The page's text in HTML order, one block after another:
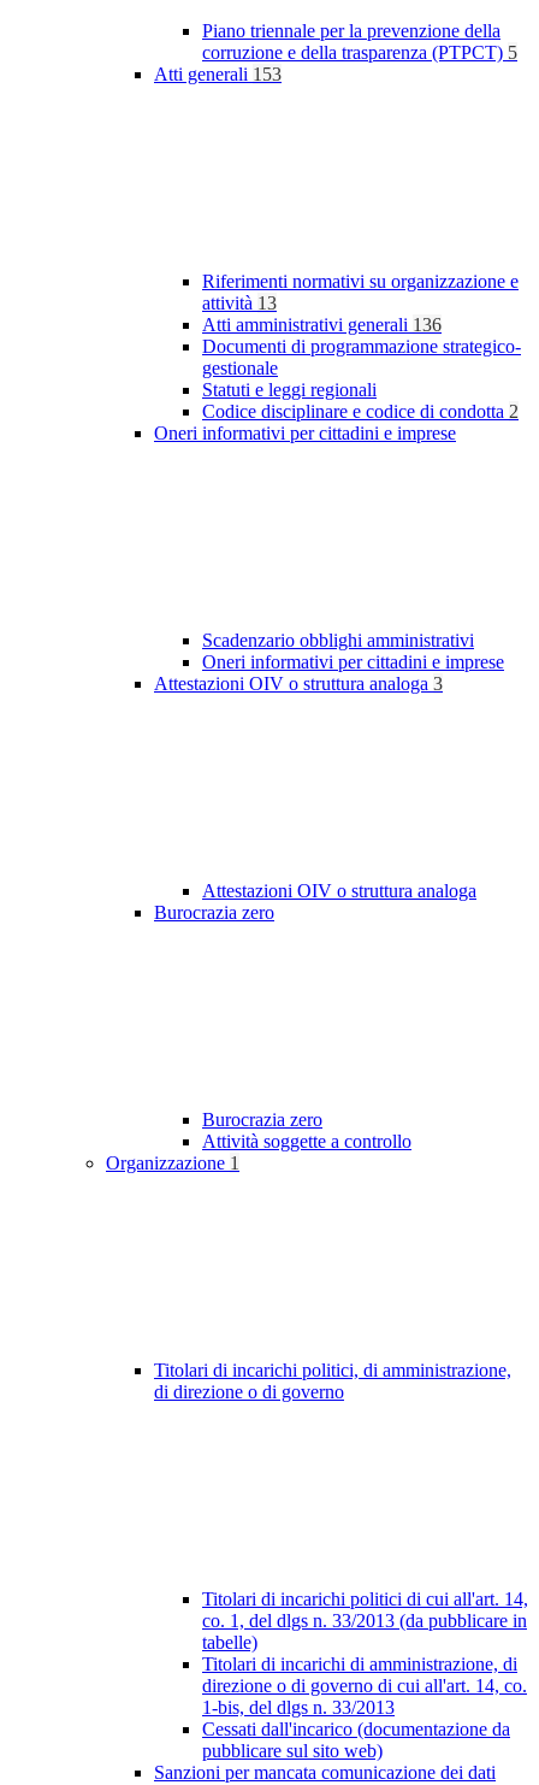
Piano triennale per la prevenzione della
corruzione e della trasparenza (PTPCT) 5
Atti generali 153
Riferimenti normativi su organizzazione e
attività 13
Atti amministrativi generali 136
Documenti di programmazione strategico-
gestionale
Statuti e leggi regionali
Codice disciplinare e codice di condotta 2
Oneri informativi per cittadini e imprese
Scadenzario obblighi amministrativi
Oneri informativi per cittadini e imprese
Attestazioni OIV o struttura analoga 3
Attestazioni OIV o struttura analoga
Burocrazia zero
Burocrazia zero
Attività soggette a controllo
Organizzazione 1
Titolari di incarichi politici, di amministrazione,
di direzione o di governo
Titolari di incarichi politici di cui all'art. 14,
co. 1, del dlgs n. 33/2013 (da pubblicare in
tabelle)
Titolari di incarichi di amministrazione, di
direzione o di governo di cui all'art. 14, co.
1-bis, del dlgs n. 33/2013
Cessati dall'incarico (documentazione da
pubblicare sul sito web)
Sanzioni per mancata comunicazione dei dati